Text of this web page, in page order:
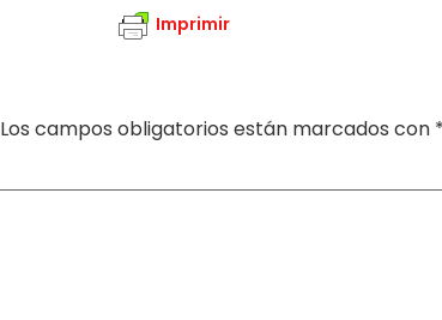
Imprimir
Los campos obligatorios están marcados con